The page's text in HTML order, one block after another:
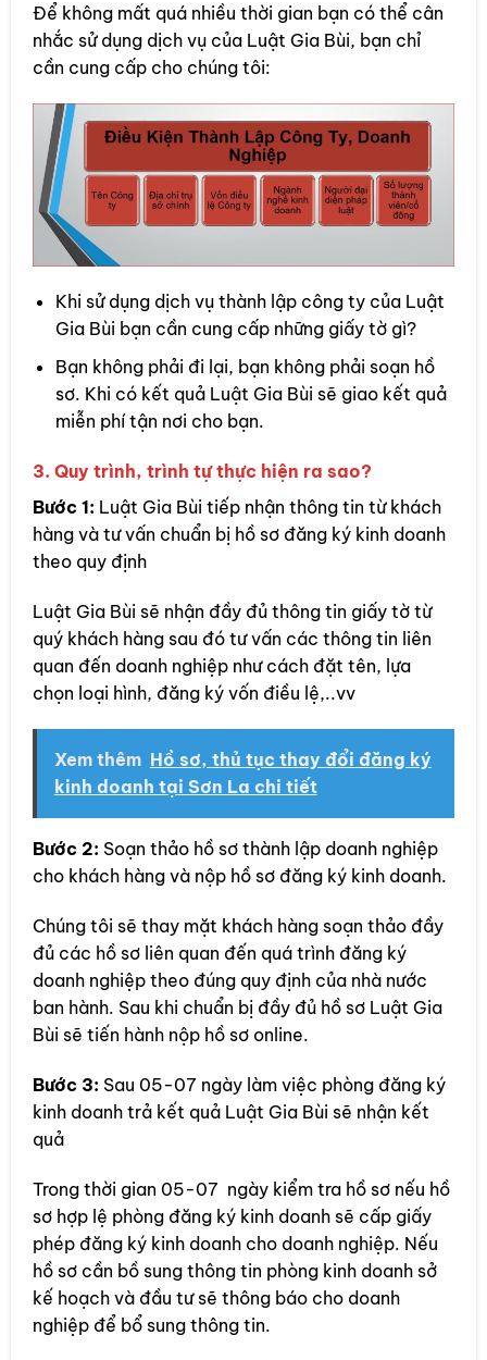
Để không mất quá nhiều thời gian bạn có thể cân
nhắc sử dụng dịch vụ của Luật Gia Bùi, bạn chỉ
cần cung cấp cho chúng tôi:
Khi sử dụng dịch vụ thành lập công ty của Luật
Gia Bùi bạn cần cung cấp những giấy tờ gì?
Bạn không phải đi lại, bạn không phải soạn hồ
sơ. Khi có kết quả Luật Gia Bùi sẽ giao kết quả
miễn phí tận nơi cho bạn.
3. Quy trình, trình tự thực hiện ra sao?
Bước 1: Luật Gia Bùi tiếp nhận thông tin từ khách
hàng và tư vấn chuẩn bị hồ sơ đăng ký kinh doanh
theo quy định
Luật Gia Bùi sẽ nhận đầy đủ thông tin giấy tờ từ
quý khách hàng sau đó tư vấn các thông tin liên
quan đến doanh nghiệp như cách đặt tên, lựa
chọn loại hình, đăng ký vốn điều lệ,..vv
Xem thêm Hồ sơ, thủ tục thay đổi đăng ký
kinh doanh tại Sơn La chi tiết
Bước 2: Soạn thảo hồ sơ thành lập doanh nghiệp
cho khách hàng và nộp hồ sơ đăng ký kinh doanh.
Chúng tôi sẽ thay mặt khách hàng soạn thảo đầy
đủ các hồ sơ liên quan đến quá trình đăng ký
doanh nghiệp theo đúng quy định của nhà nước
ban hành. Sau khi chuẩn bị đầy đủ hồ sơ Luật Gia
Bùi sẽ tiến hành nộp hồ sơ online.
Bước 3: Sau 05-07 ngày làm việc phòng đăng ký
kinh doanh trả kết quả Luật Gia Bùi sẽ nhận kết
quả
Trong thời gian 05-07 ngày kiểm tra hồ sơ nếu hồ
sơ hợp lệ phòng đăng ký kinh doanh sẽ cấp giấy
phép đăng ký kinh doanh cho doanh nghiệp. Nếu
hồ sơ cần bồ sung thông tin phòng kinh doanh sở
kế hoạch và đầu tư sẽ thông báo cho doanh
nghiệp để bổ sung thông tin.